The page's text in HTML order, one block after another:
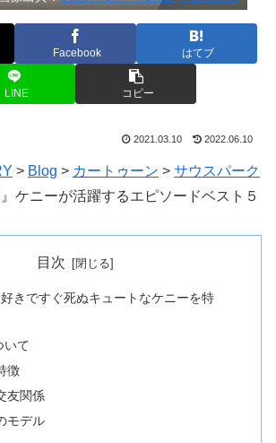
Facebook はてブ
LINE コピー
2021.03.10 2022.06.10
> Blog > カートゥーン > サウスパーク
』ケニーが活躍するエピソードベスト５
目次
きですぐ死ぬキュートなケニーを特
いて
徴
友関係
モデル